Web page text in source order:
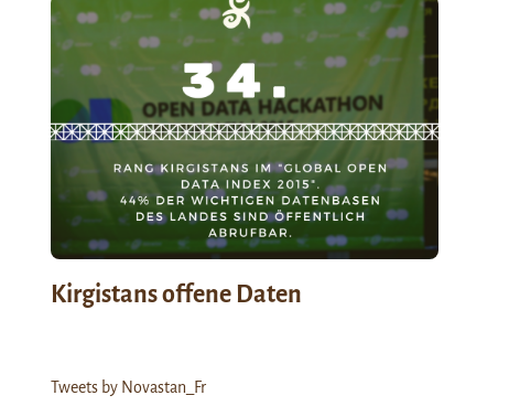
Kirgistans offene Daten
Tweets by Novastan_Fr